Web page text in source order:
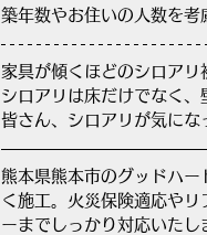
築年数やお住いの人数を考
家具が傾くほどのシロア
シロアリは床だけでなく、
皆さん、シロアリが気にな
熊本県熊本市のグッドハ
く施工。火災保険適応や
ーまでしっかり対応いたし